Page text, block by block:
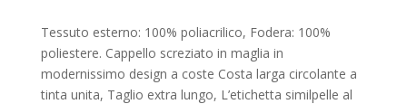
Tessuto esterno: 100% poliacrilico, Fodera: 100%
poliestere. Cappello screziato in maglia in
modernissimo design a coste Costa larga circolante a
tinta unita, Taglio extra lungo, L’etichetta similpelle al